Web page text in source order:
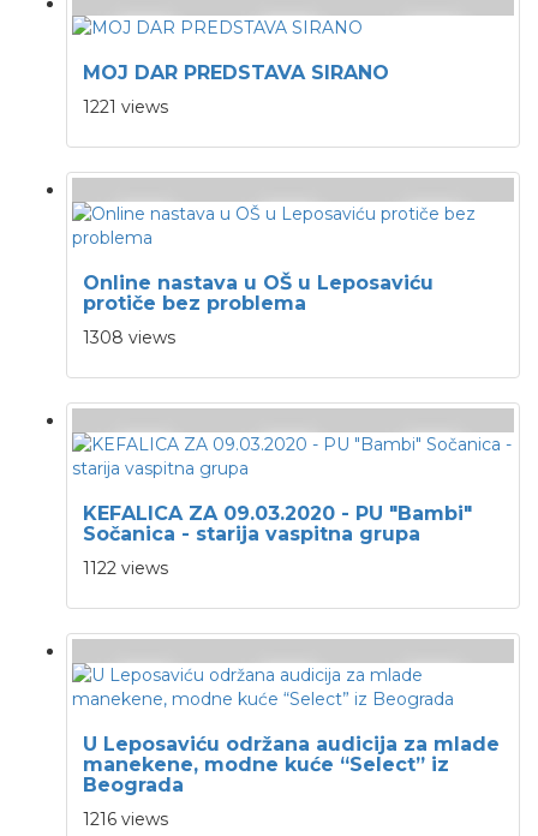
MOJ DAR PREDSTAVA SIRANO
1221 views
Online nastava u OŠ u Leposaviću
protiče bez problema
1308 views
KEFALICA ZA 09.03.2020 - PU "Bambi"
Sočanica - starija vaspitna grupa
1122 views
U Leposaviću održana audicija za mlade
manekene, modne kuće “Select” iz
Beograda
1216 views